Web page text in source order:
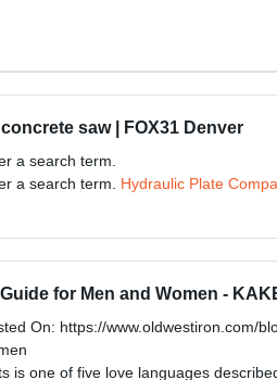
saw | FOX31 Denver
a search term.
a search term. Hydraulic Plate
for Men and Women -
On: https://www.oldwestiron.com/
is one of five love languages